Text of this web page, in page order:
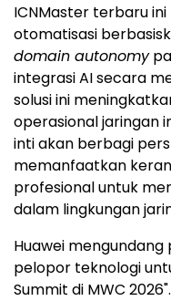
ICNMaster terbaru
otomatisasi
domain autonomy
integrasi AI secara
solusi ini
operasional jaringan
inti akan berbagi
memanfaatkan
profesional untuk
dalam lingkungan
Huawei
pelopor teknologi
Summit di MWC